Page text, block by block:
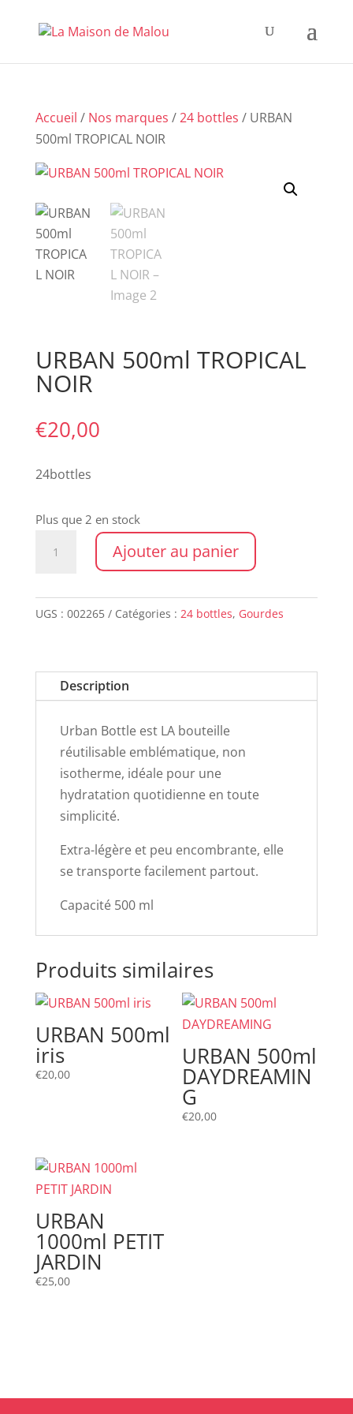
Accueil / Nos marques /24 bottles / URBAN
500ml TROPICAL NOIR
URBAN 500ml TROPICAL
NOIR
€20,00
24bottles
Plus que 2 en stock
500ml
Ajouter au panier
UGS : 002265 Catégories : 24 bottles, Gourdes
Description
Urban Bottle est LA bouteille
réutilisable emblématique, non
isotherme, idéale pour une
hydratation quotidienne en toute
simplicité.
Extra-légère et peu encombrante, elle
se transporte facilement partout.
Capacité 500 ml
Produits similaires
URBAN 500ml
iris
€20,00
URBAN 500ml
DAYDREAMIN
G
€20,00
URBAN
1000ml PETIT
JARDIN
€25,00